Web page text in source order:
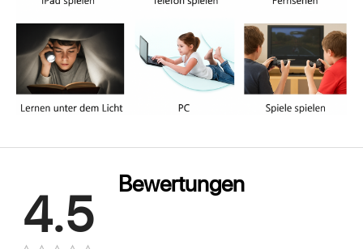
Bewertungen
4.5